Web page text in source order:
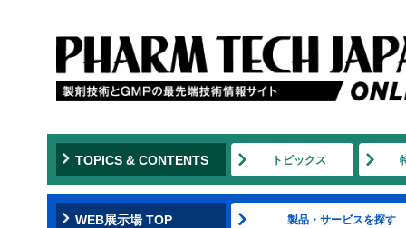
TOPICS & CONTENTS トピックス
WEB展示場 TOP 製品・サービスを探す